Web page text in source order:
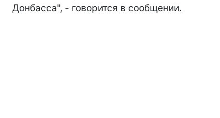
Донбасса", - говорится в сообщении.